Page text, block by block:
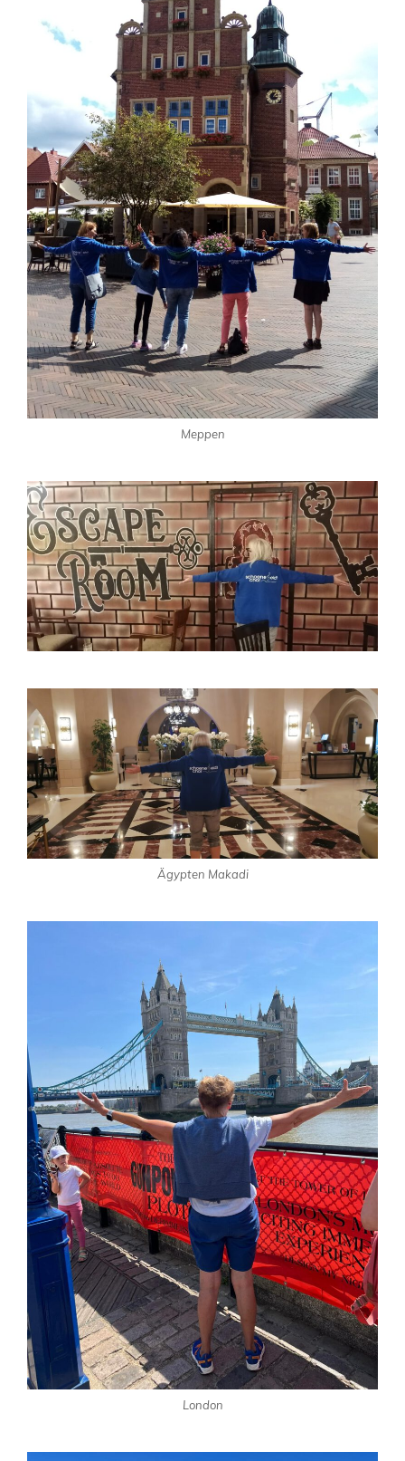
Meppen
Ägypten Makadi
London